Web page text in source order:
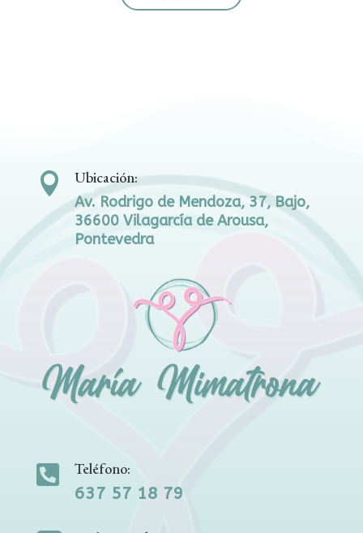
 Ubicación:
Av. Rodrigo de Mendoza, 37, Bajo,
36600 Vilagarcía de Arousa,
Pontevedra
 Teléfono:
637 57 18 79